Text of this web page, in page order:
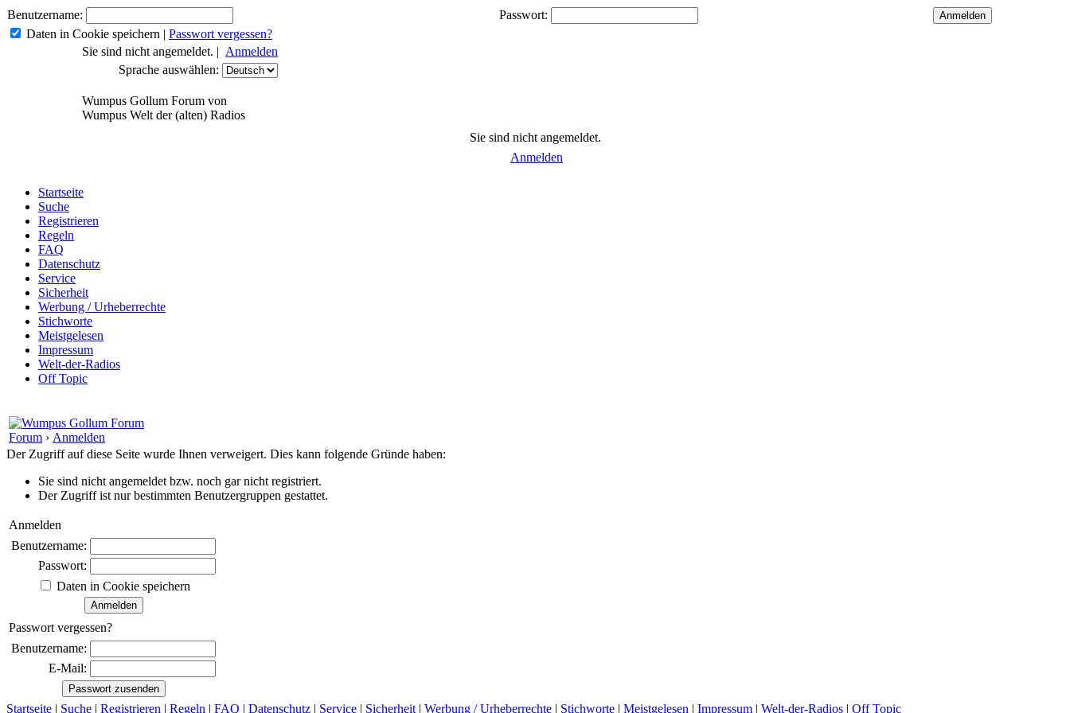
Benutzername:
Passwort:
Daten in Cookie speichern | Passwort vergessen?
Sie sind nicht angemeldet. | Anmelden
Sprache auswählen:
Wumpus Gollum Forum von
Wumpus Welt der (alten) Radios
Sie sind nicht angemeldet.
Anmelden
Startseite
Suche
Registrieren
Regeln
FAQ
Datenschutz
Service
Sicherheit
Werbung / Urheberrechte
Stichworte
Meistgelesen
Impressum
Welt-der-Radios
Off Topic
Forum › Anmelden
Der Zugriff auf diese Seite wurde Ihnen verweigert. Dies kann folgende Gründe haben:
Sie sind nicht angemeldet bzw. noch gar nicht registriert.
Der Zugriff ist nur bestimmten Benutzergruppen gestattet.
Anmelden
Benutzername:
Passwort:
Daten in Cookie speichern
Passwort vergessen?
Benutzername:
E-Mail:
Startseite | Suche | Registrieren | Regeln | FAQ | Datenschutz | Service | Sicherheit | Werbung / Urheberrechte | Stichworte | Meistgelesen | Impressum | Welt-der-Radios | Off Topic